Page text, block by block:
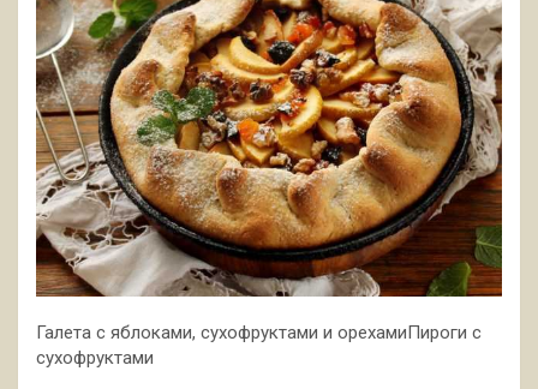
Галета с яблоками, сухофруктами и орехамиПироги с
сухофруктами